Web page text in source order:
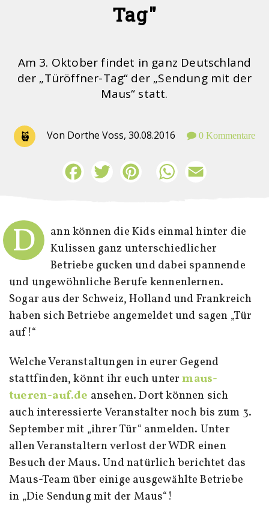
Tag"
Am 3. Oktober findet in ganz Deutschland
der „Türöffner-Tag“ der „Sendung mit der
Maus“ statt.
Von Dorthe Voss, 30.08.2016 0 Kommentare
FacebookTwitter Pinterest WhatsApp
D
ann können die Kids einmal hinter die
Kulissen ganz unterschiedlicher
Betriebe gucken und dabei spannende
und ungewöhnliche Berufe kennenlernen.
Sogar aus der Schweiz, Holland und Frankreich
haben sich Betriebe angemeldet und sagen „Tür
auf!“
Welche Veranstaltungen in eurer Gegend
stattfinden, könnt ihr euch untermaus-
tueren-auf.de ansehen. Dort können sich
auch interessierte Veranstalter noch bis zum 3.
September mit „ihrer Tür“ anmelden. Unter
allen Veranstaltern verlost der WDR einen
Besuch der Maus. Und natürlich berichtet das
Maus-Team über einige ausgewählte Betriebe
in „Die Sendung mit der Maus“!